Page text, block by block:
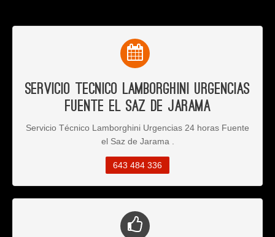
Servicio Tecnico Lamborghini Urgencias
Fuente el Saz de Jarama
Servicio Técnico Lamborghini Urgencias 24 horas Fuente
el Saz de Jarama .
643 484 336